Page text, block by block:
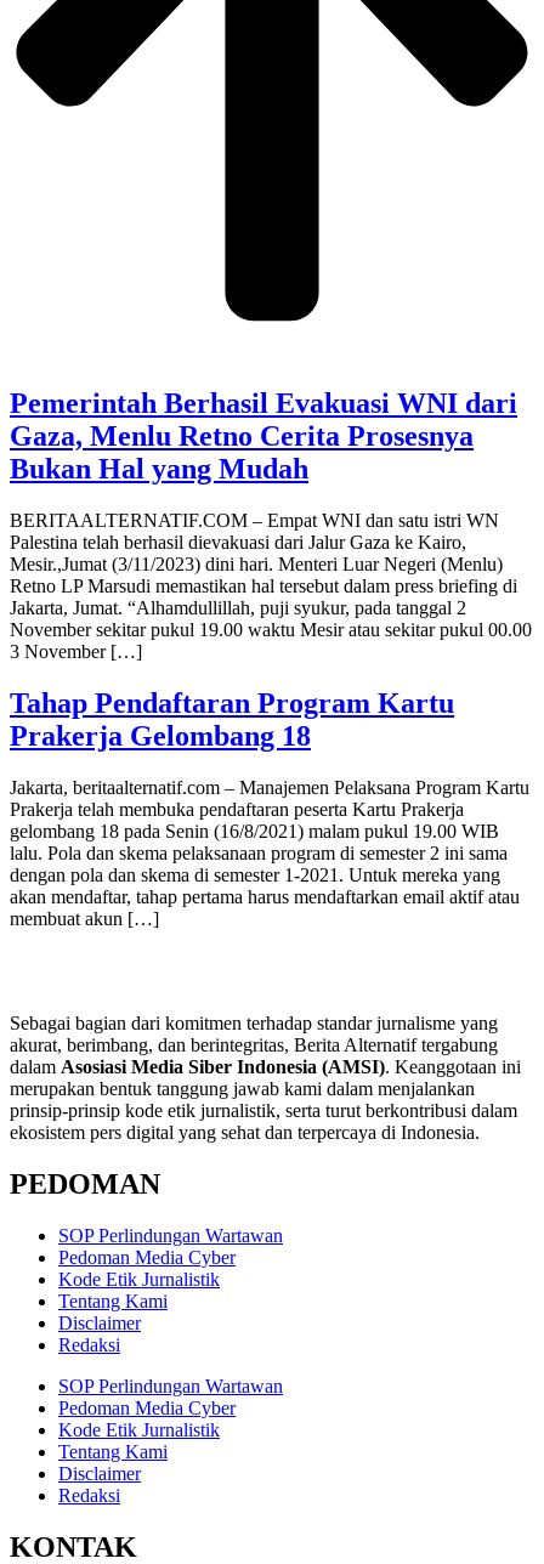
Pemerintah Berhasil Evakuasi WNI dari
Gaza, Menlu Retno Cerita Prosesnya
Bukan Hal yang Mudah
BERITAALTERNATIF.COM – Empat WNI dan satu istri WN
Palestina telah berhasil dievakuasi dari Jalur Gaza ke Kairo,
Mesir.,Jumat (3/11/2023) dini hari. Menteri Luar Negeri (Menlu)
Retno LP Marsudi memastikan hal tersebut dalam press briefing di
Jakarta, Jumat. “Alhamdullillah, puji syukur, pada tanggal 2
November sekitar pukul 19.00 waktu Mesir atau sekitar pukul 00.00
3 November […]
Tahap Pendaftaran Program Kartu
Prakerja Gelombang 18
Jakarta, beritaalternatif.com – Manajemen Pelaksana Program Kartu
Prakerja telah membuka pendaftaran peserta Kartu Prakerja
gelombang 18 pada Senin (16/8/2021) malam pukul 19.00 WIB
lalu. Pola dan skema pelaksanaan program di semester 2 ini sama
dengan pola dan skema di semester 1-2021. Untuk mereka yang
akan mendaftar, tahap pertama harus mendaftarkan email aktif atau
membuat akun […]
Sebagai bagian dari komitmen terhadap standar jurnalisme yang
akurat, berimbang, dan berintegritas, Berita Alternatif tergabung
dalam Asosiasi Media Siber Indonesia (AMSI). Keanggotaan ini
merupakan bentuk tanggung jawab kami dalam menjalankan
prinsip-prinsip kode etik jurnalistik, serta turut berkontribusi dalam
ekosistem pers digital yang sehat dan terpercaya di Indonesia.
PEDOMAN
SOP Perlindungan Wartawan
Pedoman Media Cyber
Kode Etik Jurnalistik
Tentang Kami
Disclaimer
Redaksi
SOP Perlindungan Wartawan
Pedoman Media Cyber
Kode Etik Jurnalistik
Tentang Kami
Disclaimer
Redaksi
KONTAK